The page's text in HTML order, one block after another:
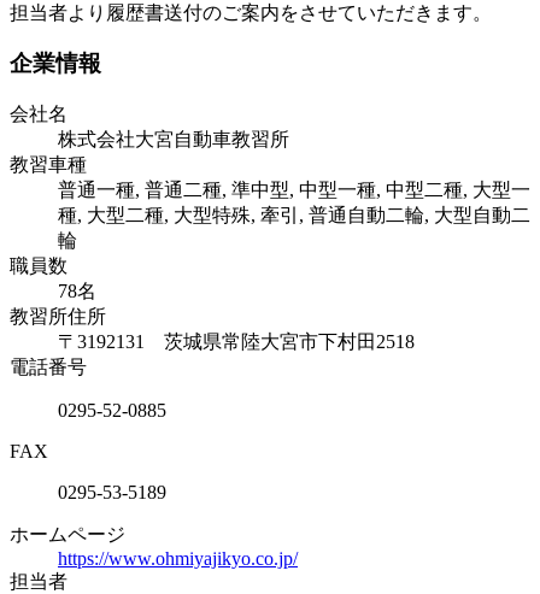
担当者より履歴書送付のご案内をさせていただきます。
企業情報
会社名
株式会社大宮自動車教習所
教習車種
普通一種, 普通二種, 準中型, 中型一種, 中型二種, 大型一
種, 大型二種, 大型特殊, 牽引, 普通自動二輪, 大型自動二
輪
職員数
78名
教習所住所
〒3192131 茨城県常陸大宮市下村田2518
電話番号
0295-52-0885
FAX
0295-53-5189
ホームページ
https://www.ohmiyajikyo.co.jp/
担当者